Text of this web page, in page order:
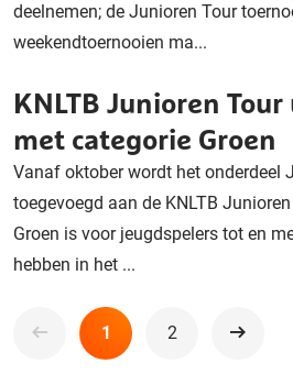
deelnemen; de Junioren Tour
weekendtoernooien ma...
KNLTB Junioren
met categorie Groen
Vanaf oktober wordt het onderdeel
toegevoegd aan de KNLTB
Groen is voor jeugdspelers tot en
hebben in het ...
1 2